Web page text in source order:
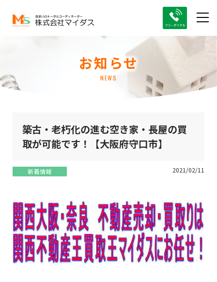
お知らせ
NEWS
築古・老朽化の進む空き家・長屋の買
取が可能です！【大阪府守口市】
新着情報 2021/02/11